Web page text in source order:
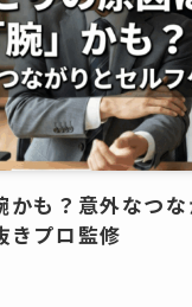
かも？意外なつ
きプロ監修